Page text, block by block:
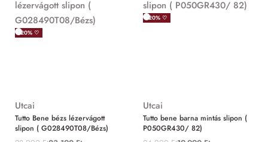
-20% ♡
Utcai
Tutto Bene bézs lézervágott
slipon ( G028490T08/Bézs)
-20% ♡
Utcai
Tutto bene barna mintás slipon (
P050GR430/ 82)